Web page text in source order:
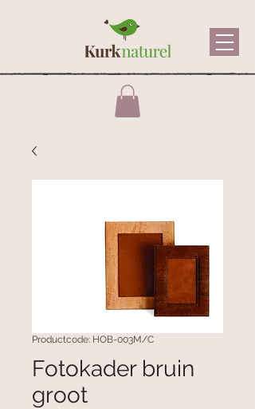
Productcode: HOB-003M/C
Fotokader bruin
groot